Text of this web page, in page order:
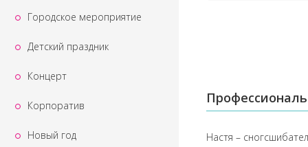
Городское мероприятие
Детский праздник
Концерт
Корпоратив
Новый год
Настя –